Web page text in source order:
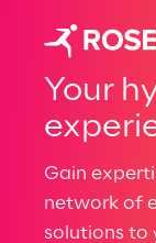
Your
Gain
network of
solutions to